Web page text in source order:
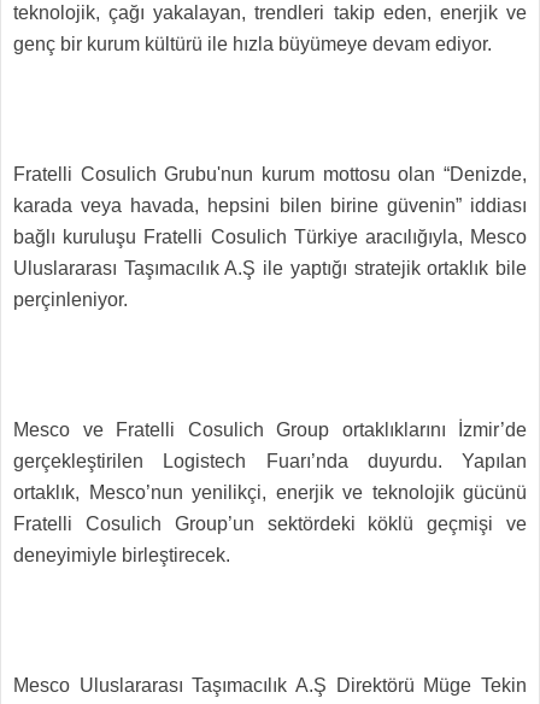
teknolojik, çağı yakalayan, trendleri takip eden, enerjik ve
genç bir kurum kültürü ile hızla büyümeye devam ediyor.
Fratelli Cosulich Grubu'nun kurum mottosu olan “Denizde,
karada veya havada, hepsini bilen birine güvenin” iddiası
bağlı kuruluşu Fratelli Cosulich Türkiye aracılığıyla, Mesco
Uluslararası Taşımacılık A.Ş ile yaptığı stratejik ortaklık bile
perçinleniyor.
Mesco ve Fratelli Cosulich Group ortaklıklarını İzmir’de
gerçekleştirilen Logistech Fuarı’nda duyurdu. Yapılan
ortaklık, Mesco’nun yenilikçi, enerjik ve teknolojik gücünü
Fratelli Cosulich Group’un sektördeki köklü geçmişi ve
deneyimiyle birleştirecek.
Mesco Uluslararası Taşımacılık A.Ş Direktörü Müge Tekin